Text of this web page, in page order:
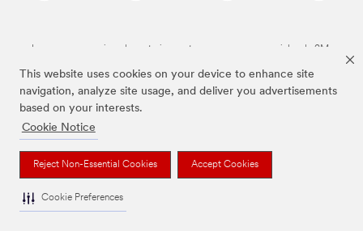
This website uses cookies on your device to enhance site
navigation, analyze site usage, and deliver you advertisements
based on your interests.
Cookie Notice
Reject Non-Essential Cookies Accept Cookies
Cookie Preferences
Las marcas mencionadas anteriormente son marcas comerciales de 3M.